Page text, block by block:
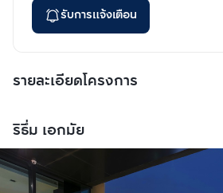
รับการแจ้งเตือน
รายละเอียดโครงการ
ริธึ่ม เอกมัย